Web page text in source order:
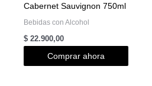
Cabernet Sauvignon 750ml
Bebidas con Alcohol
$22.900,00
Comprar ahora